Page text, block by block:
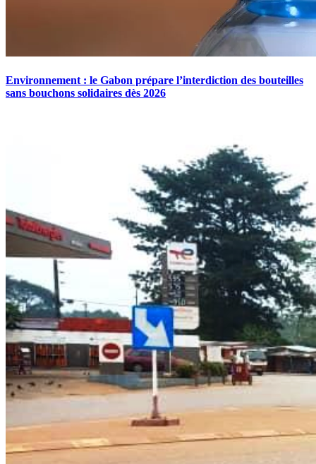
Environnement : le Gabon prépare l’interdiction des bouteilles
sans bouchons solidaires dès 2026